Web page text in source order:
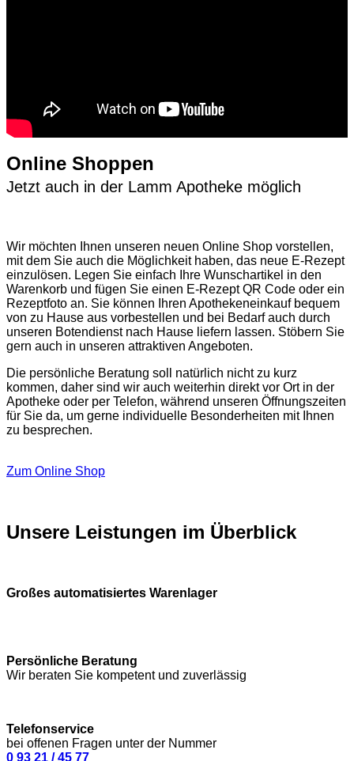
Online Shoppen
Jetzt auch in der Lamm Apotheke möglich
Wir möchten Ihnen unseren neuen Online Shop vorstellen,
mit dem Sie auch die Möglichkeit haben, das neue E-Rezept
einzulösen. Legen Sie einfach Ihre Wunschartikel in den
Warenkorb und fügen Sie einen E-Rezept QR Code oder ein
Rezeptfoto an. Sie können Ihren Apothekeneinkauf bequem
von zu Hause aus vorbestellen und bei Bedarf auch durch
unseren Botendienst nach Hause liefern lassen. Stöbern Sie
gern auch in unseren attraktiven Angeboten.
Die persönliche Beratung soll natürlich nicht zu kurz
kommen, daher sind wir auch weiterhin direkt vor Ort in der
Apotheke oder per Telefon, während unseren Öffnungszeiten
für Sie da, um gerne individuelle Besonderheiten mit Ihnen
zu besprechen.
Zum Online Shop
Unsere Leistungen im Überblick
Großes automatisiertes Warenlager
Persönliche Beratung
Wir beraten Sie kompetent und zuverlässig
Telefonservice
bei offenen Fragen unter der Nummer
0 93 21 / 45 77